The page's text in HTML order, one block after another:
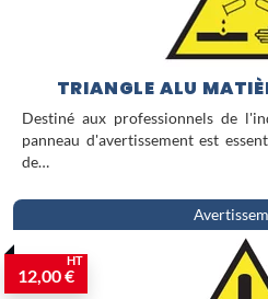
TRIANGLE ALU
Destiné aux professionnels de
panneau d'avertissement est
de…
12,00 €
HT